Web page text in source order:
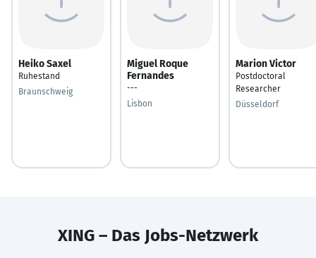
Heiko Saxel
Ruhestand
Braunschweig
Miguel Roque
Fernandes
---
Lisbon
Marion Victor
Postdoctoral
Researcher
Düsseldorf
XING – Das Jobs-Netzwerk